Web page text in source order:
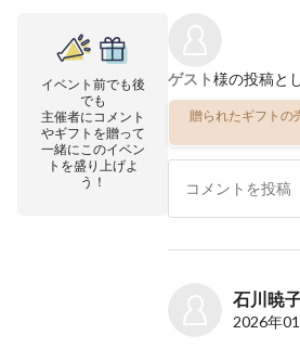
イベント前でも後
でも
主催者にコメント
やギフトを贈って
一緒にこのイベン
トを盛り上げよ
う！
ゲスト様の投稿と
贈られたギフトの
石川暁
2026年